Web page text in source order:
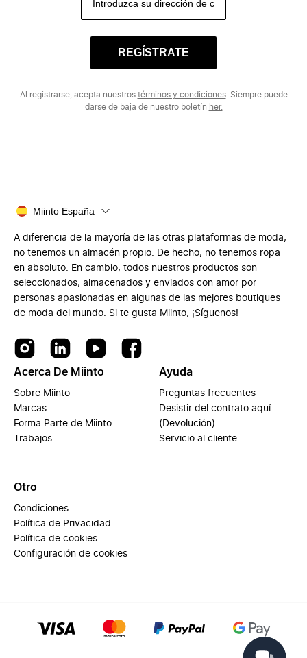
REGÍSTRATE
Al registrarse, acepta nuestros términos y condiciones. Siempre puede
darse de baja de nuestro boletín her.
Miinto España
A diferencia de la mayoría de las otras plataformas de moda,
no tenemos un almacén propio. De hecho, no tenemos ropa
en absoluto. En cambio, todos nuestros productos son
seleccionados, almacenados y enviados con amor por
personas apasionadas en algunas de las mejores boutiques
de moda del mundo. Si te gusta Miinto, ¡Síguenos!
Acerca De Miinto
Sobre Miinto
Marcas
Forma Parte de Miinto
Trabajos
Ayuda
Preguntas frecuentes
Desistir del contrato aquí
(Devolución)
Servicio al cliente
Otro
Condiciones
Política de Privacidad
Política de cookies
Configuración de cookies